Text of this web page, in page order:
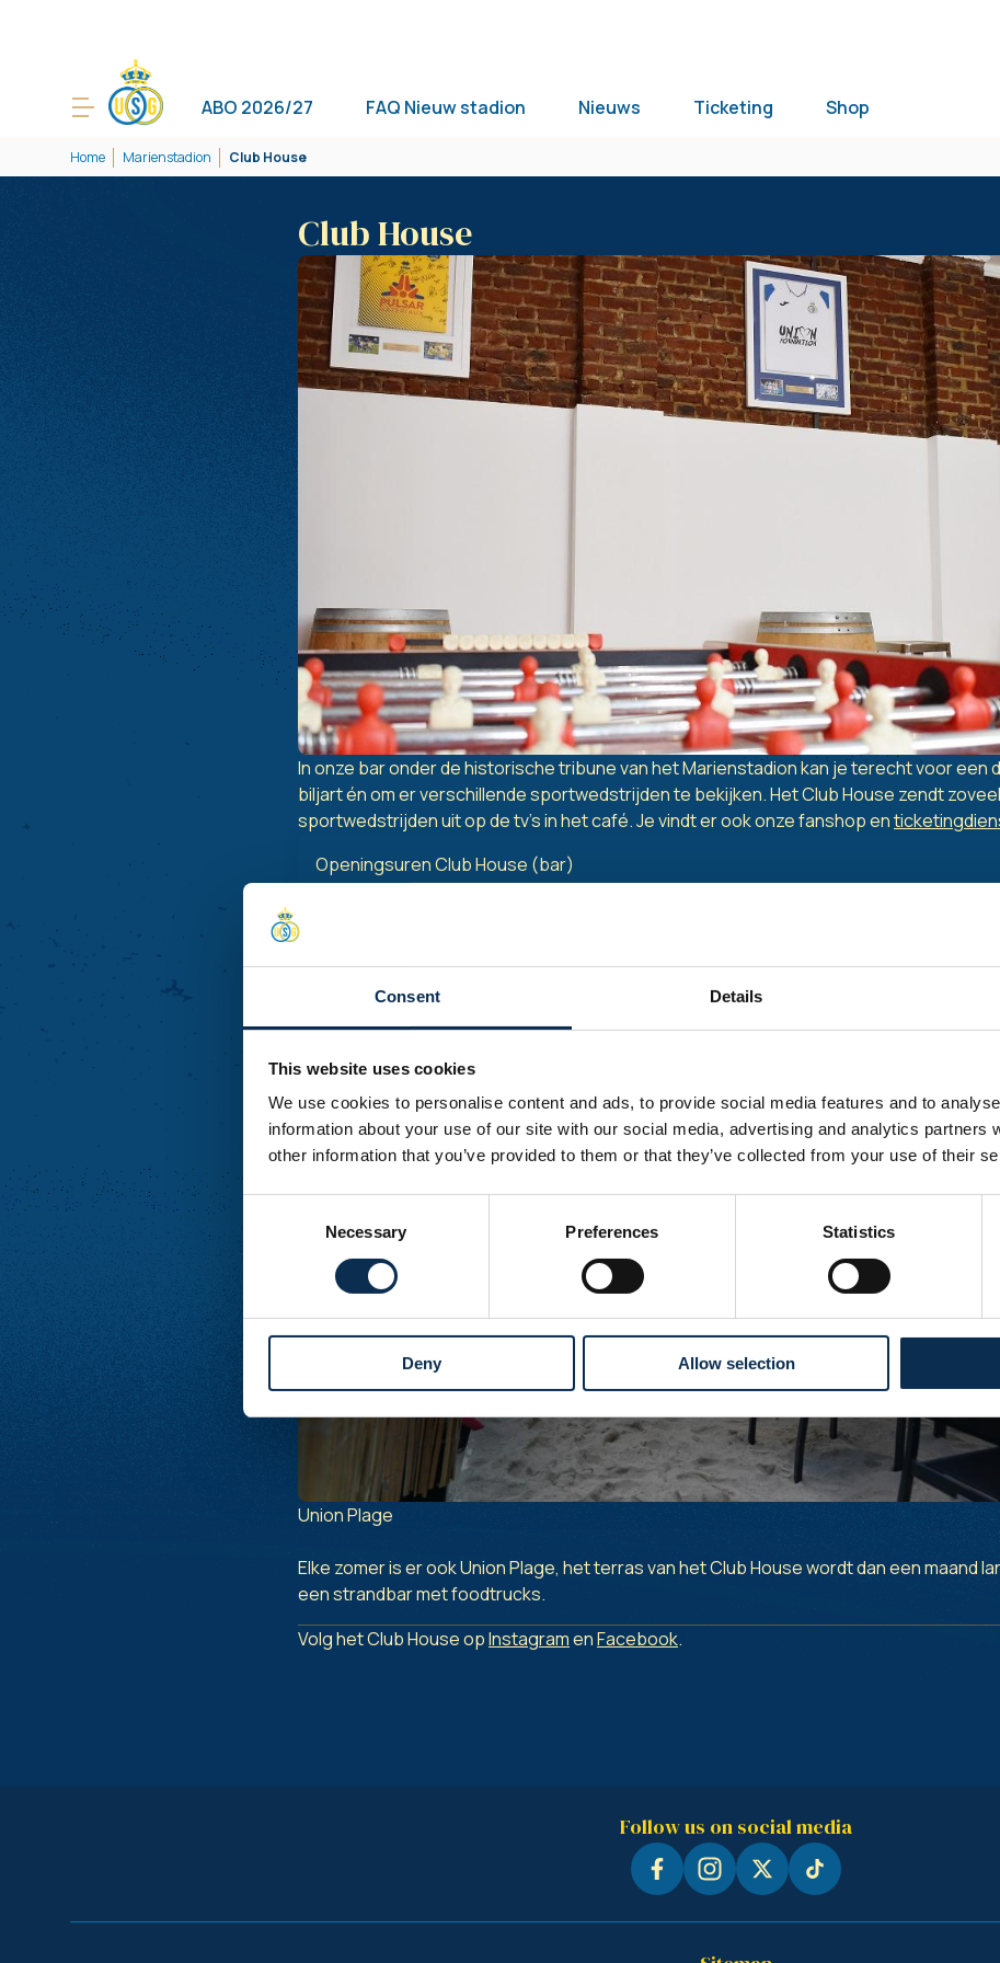
Consent Details
This website uses cookies
We use cookies to personalise content and ads, to provide social media features and to
information about your use of our site with our social media, advertising and analytics partners
other information that you’ve provided to them or that they’ve collected from your use of their
Necessary Preferences Statistics
Deny Allow selection
ABO 2026/27 FAQ Nieuw stadion Nieuws Ticketing Shop
Home Marienstadion Club House
Club House
In onze bar onder de historische tribune van het Marienstadion kan je terecht voor een
biljart én om er verschillende sportwedstrijden te bekijken. Het Club House zendt
sportwedstrijden uit op de tv's in het café. Je vindt er ook onze fanshop en
Openingsuren Club House (bar)
*Op wedstrijddagen is het Club House open vanaf 3 uur voor de aftrap van de
Union Plage
Elke zomer is er ook Union Plage, het terras van het Club House wordt dan een maand
een strandbar met foodtrucks.
Volg het Club House opInstagramenFacebook.
Follow us on social media